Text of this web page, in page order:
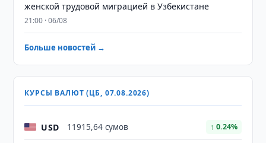
женской трудовой миграцией в Узбекистане
21:00 · 06/08
Больше новостей →
КУРСЫ ВАЛЮТ (ЦБ, 07.08.2026)
USD 11915,64 сумов ↑ 0.24%